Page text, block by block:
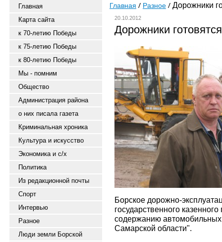
Главная
Карта сайта
к 70-летию Победы
к 75-летию Победы
к 80-летию Победы
Мы - помним
Общество
Администрация района
о них писала газета
Криминальная хроника
Культура и искусство
Экономика и с/х
Политика
Из редакционной почты
Спорт
Интервью
Разное
Люди земли Борской
Главная Разное Дорожники
20.10.2012
Дорожники
Борское дорожно-
государственного
содержанию
Самарской области".